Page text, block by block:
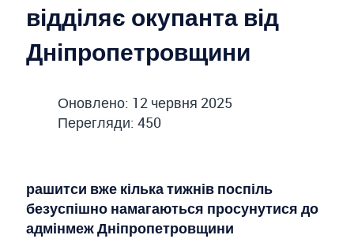
відділяє окупанта від
Дніпропетровщини
Оновлено: 12 червня 2025
Перегляди: 450
рашитси вже кілька тижнів поспіль
безуспішно намагаються просунутися до
адмінмеж Дніпропетровщини